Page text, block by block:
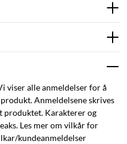
viser alle anmeldelser for å
Anmeldelsene skrives
produktet. Karakterer og
Les mer om vilkår for
kundeanmeldelser